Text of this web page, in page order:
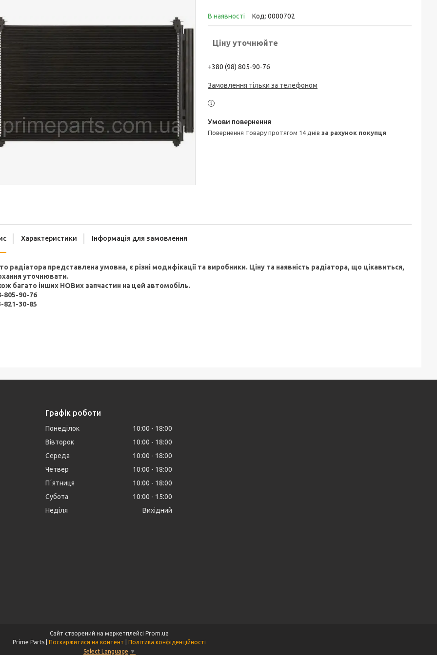
В наявності Код: 0000702
Ціну уточнюйте
+380 (98) 805-90-76
Замовлення тільки за телефоном
повернення товару протягом 14 днів за рахунок покупця
Характеристики Інформація для замовлення
радіатора представлена умовна, є різні модифікації та виробники. Ціну та наявність радіатора, що цікавиться,
уточнювати.
багато інших НОВих запчастин на цей автомобіль.
805-90-76
821-30-85
Графік роботи
Понеділок 10:00
18:00
Вівторок
10:00
18:00
Середа
10:00
18:00
Четвер
10:00
18:00
Пʼятниця
10:00
18:00
Субота
10:00
15:00
Неділя
Вихідний
Сайт створений на маркетплейсі Prom.ua
Поскаржитися на контент
Політика конфіденційності
Select Language ▼